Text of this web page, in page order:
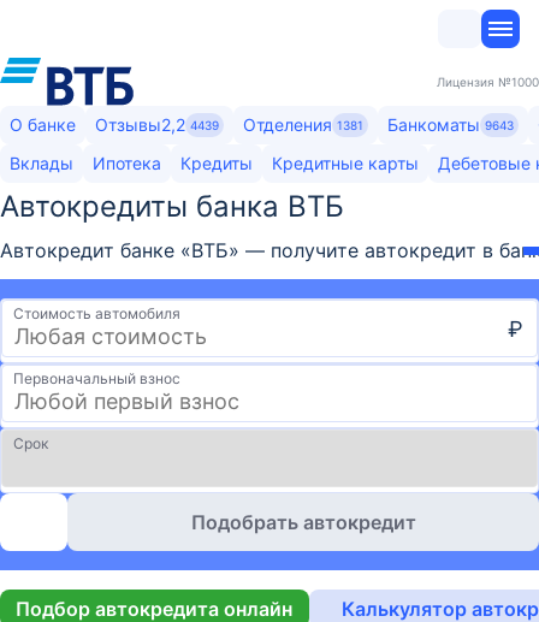
Лицензия №1000
О банке Отзывы2,2 4439 Отделения 1381 Банкоматы 9643
Вклады
Ипотека Кредиты Кредитные карты Дебетовые
Автокредиты банка ВТБ
Автокредит банке «ВТБ» — получите автокредит в
Стоимость автомобиля
₽
Первоначальный взнос
Срок
Подобрать автокредит
Подбор автокредита онлайн Калькулятор